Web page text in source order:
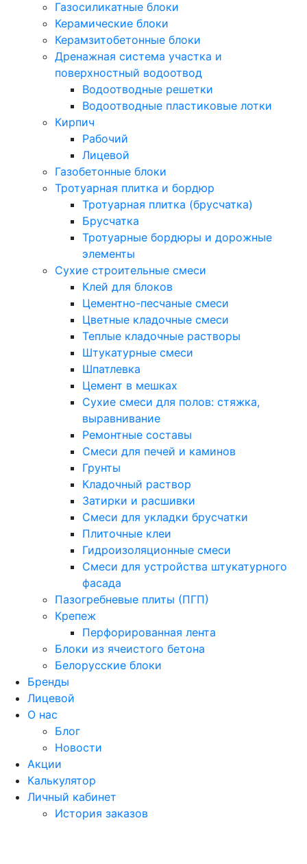
Газосиликатные блоки
Керамические блоки
Керамзитобетонные блоки
Дренажная система участка и
поверхностный водоотвод
Водоотводные решетки
Водоотводные пластиковые лотки
Кирпич
Рабочий
Лицевой
Газобетонные блоки
Тротуарная плитка и бордюр
Тротуарная плитка (брусчатка)
Брусчатка
Тротуарные бордюры и дорожные
элементы
Сухие строительные смеси
Клей для блоков
Цементно-песчаные смеси
Цветные кладочные смеси
Теплые кладочные растворы
Штукатурные смеси
Шпатлевка
Цемент в мешках
Сухие смеси для полов: стяжка,
выравнивание
Ремонтные составы
Смеси для печей и каминов
Грунты
Кладочный раствор
Затирки и расшивки
Смеси для укладки брусчатки
Плиточные клеи
Гидроизоляционные смеси
Смеси для устройства штукатурного
фасада
Пазогребневые плиты (ПГП)
Крепеж
Перфорированная лента
Блоки из ячеистого бетона
Белорусские блоки
Бренды
Лицевой
О нас
Блог
Новости
Акции
Калькулятор
Личный кабинет
История заказов